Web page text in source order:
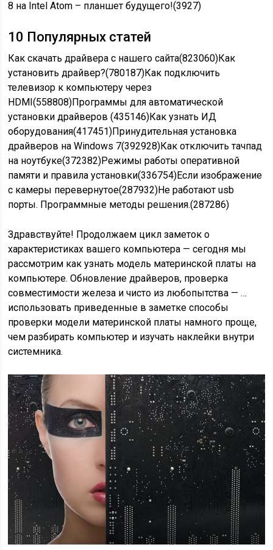
8 на Intel Atom – планшет будущего!(3927)
10 Популярных статей
Как cкачать драйвера с нашего сайта(823060)Как
установить драйвер?(780187)Как подключить
телевизор к компьютеру через
HDMI(558808)Программы для автоматической
установки драйверов (435146)Как узнать ИД
оборудования(417451)Принудительная установка
драйверов на Windows 7(392928)Как отключить тачпад
на ноутбуке(372382)Режимы работы оперативной
памяти и правила установки(336754)Если изображение
с камеры перевернутое(287932)Не работают usb
порты. Программные методы решения.(287286)
Здравствуйте! Продолжаем цикл заметок о
характеристиках вашего компьютера — сегодня мы
рассмотрим как узнать модель материнской платы на
компьютере. Обновление драйверов, проверка
совместимости железа и чисто из любопытства — …
использовать приведенные в заметке способы
проверки модели материнской платы намного проще,
чем разбирать компьютер и изучать наклейки внутри
системника.